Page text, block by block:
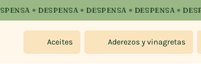
DESPENSA DESPENSA DESPENSA
Aceites Aderezos y vinagretas